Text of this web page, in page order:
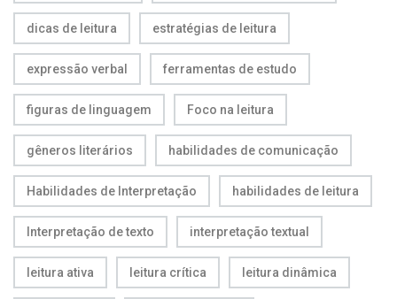
dicas de leitura estratégias de leitura
expressão verbal ferramentas de estudo
figuras de linguagem Foco na leitura
gêneros literários habilidades de comunicação
Habilidades de Interpretação habilidades de leitura
Interpretação de texto interpretação textual
leitura ativa leitura crítica leitura dinâmica